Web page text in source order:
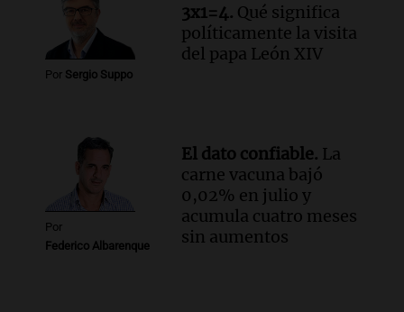
Por Sergio Suppo
3x1=4. Qué significa
políticamente la visita
del papa León XIV
Por
Federico Albarenque
El dato confiable. La
carne vacuna bajó
0,02% en julio y
acumula cuatro meses
sin aumentos